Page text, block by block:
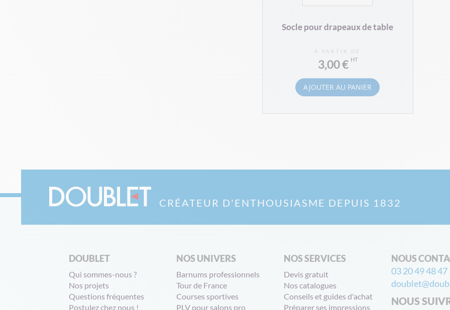
Socle pour drapeaux de table
À PARTIR DE
3,00 €
AJOUTER AU PANIER
CRÉATEUR D'ENTHOUSIASME DEPUIS 1832
DOUBLET
Qui sommes-nous ?
Nos projets
Questions fréquentes
Postulez chez nous !
NOS UNIVERS
Barnums professionnels
Tour de France
Courses sportives
PLV pour salons pro
NOS SERVICES
Devis gratuit
Nos catalogues
Conseils et guides d'achat
Préparer ses impressions
NOUS
03 20 49 48 47
NOUS